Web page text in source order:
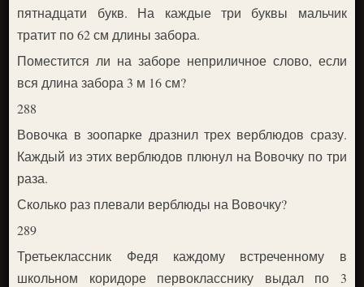
пятнадцати букв. На каждые три буквы мальчик
тратит по 62 см длины забора.
Поместится ли на заборе неприличное слово, если
вся длина забора 3 м 16 см?
288
Вовочка в зоопарке дразнил трех верблюдов сразу.
Каждый из этих верблюдов плюнул на Вовочку по три
раза.
Сколько раз плевали верблюды на Вовочку?
289
Третьеклассник Федя каждому встреченному в
школьном коридоре первокласснику выдал по 3